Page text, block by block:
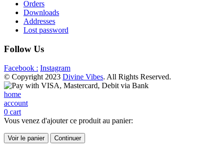
Orders
Downloads
Addresses
Lost password
Follow Us
Facebook : Instagram
© Copyright 2023 Divine Vibes. All Rights Reserved.
home
account
0 cart
Vous venez d'ajouter ce produit au panier:
Voir le panier Continuer